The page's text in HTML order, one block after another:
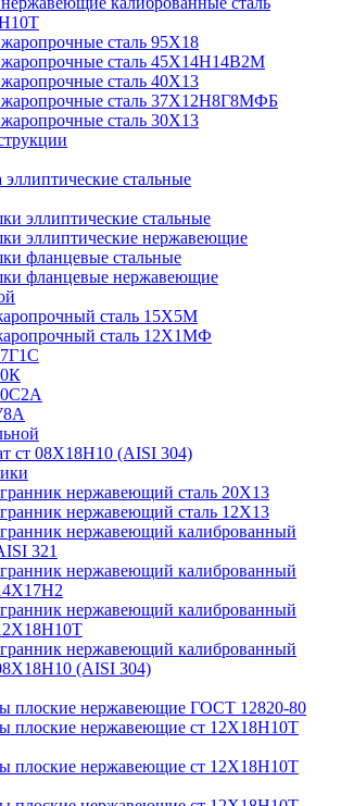
сталь 95Х18
сталь 45Х14Н14В2М
сталь 40Х13
сталь 37Х12Н8Г8МФБ
сталь 30Х13
стальные
эллиптические стальные
эллиптические нержавеющие
фланцевые стальные
фланцевые нержавеющие
сталь 15Х5М
сталь 12Х1МФ
ст 08Х18Н10 (AISI 304)
нержавеющий сталь 20Х13
нержавеющий сталь 12Х13
нержавеющий калиброванный
321
нержавеющий калиброванный
нержавеющий калиброванный
нержавеющий калиброванный
(AISI 304)
плоские нержавеющие ГОСТ 12820-80
плоские нержавеющие ст 12Х18Н10Т
плоские нержавеющие ст 12Х18Н10Т